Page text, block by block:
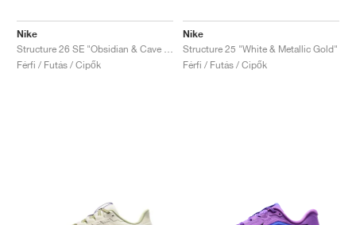
Nike
Férfi / Futás / Cipők
Nike
Structure 25 "White & Metallic Gold"
Férfi / Futás / Cipők